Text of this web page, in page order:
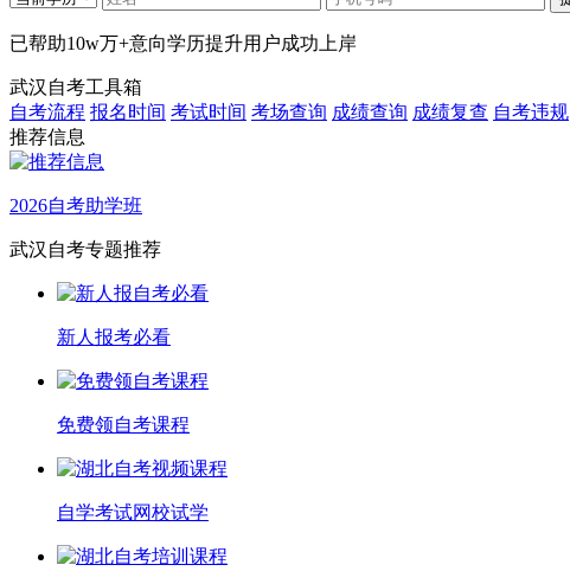
已帮助10w万+意向学历提升用户成功上岸
武汉自考工具箱
自考流程 报名时间 考试时间 考场查询 成绩查询 成绩复查 自考违规
推荐信息
2026自考助学班
武汉自考专题推荐
新人报考必看
免费领自考课程
自学考试网校试学